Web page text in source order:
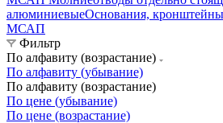
алюминиевыеОснования,
МСАП
Фильтр
По алфавиту (возрастание)
По алфавиту (убывание)
По алфавиту (возрастание)
По цене (убывание)
По цене (возрастание)